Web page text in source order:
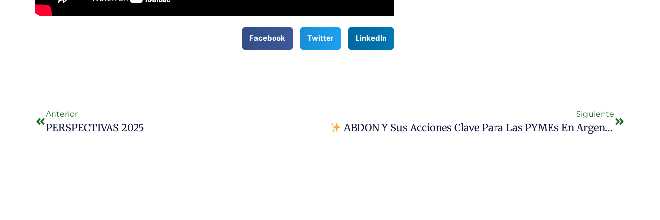
Facebook Twitter LinkedIn
Anterior
PERSPECTIVAS 2025
Siguiente
ABDON Y Sus Acciones Clave Para Las PYMEs En Argentina